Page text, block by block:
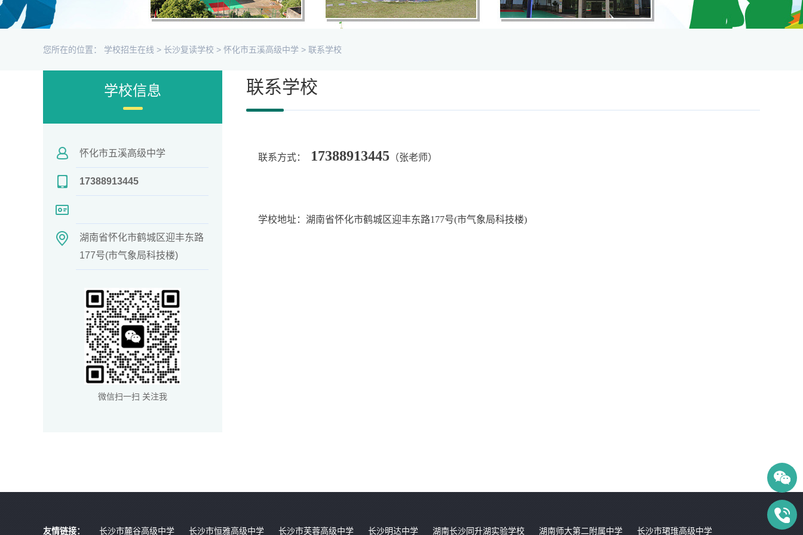
您所在的位置： 学校招生在线 > 长沙复读学校 > 怀化市五溪高级中学 > 联系学校
学校信息
怀化市五溪高级中学
17388913445
湖南省怀化市鹤城区迎丰东路
177号(市气象局科技楼)
微信扫一扫 关注我
联系学校
联系方式： 17388913445 （张老师）
学校地址：湖南省怀化市鹤城区迎丰东路177号(市气象局科技楼)
友情链接： 长沙市麓谷高级中学 长沙市恒雅高级中学 长沙市芙蓉高级中学 长沙明达中学 湖南长沙同升湖实验学校 湖南师大第二附属中学 长沙市珺琟高级中学